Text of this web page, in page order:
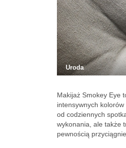
Uroda
Makijaż Smokey Eye
intensywnych
od codziennych
wykonania, ale także
pewnością